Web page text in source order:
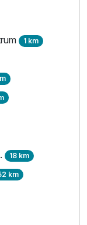
1 km
18 km
km